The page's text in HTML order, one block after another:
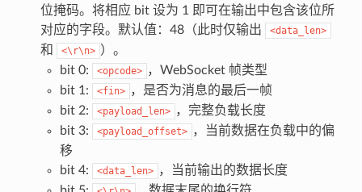
位掩码。将相应 bit 设为 1 即可在输出中包含该位所
对应的字段。默认值：48（此时仅输出
<data_len>
和 <\r\n> ）。
bit 0:
<opcode> ，WebSocket 帧类型
bit 1:
<fin> ，是否为消息的最后一帧
bit 2:
<payload_len> ，完整负载长度
bit 3:
<payload_offset> ，当前数据在负载中的偏
移
bit 4:
<data_len> ，当前输出的数据长度